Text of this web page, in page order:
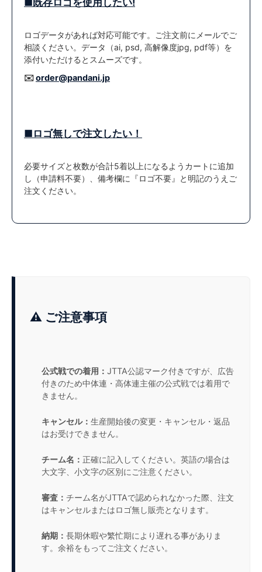
■既存ロゴを使用したい!
ロゴデータがあれば対応可能です。ご注文前にメールでご
相談ください。データ（ai, psd, 高解像度jpg, pdf等）を
添付いただけるとスムーズです。
✉️order@pandani.jp
■ロゴ無しで注文したい！
必要サイズと枚数が合計5着以上になるようカートに追加
し（申請料不要）、備考欄に『ロゴ不要』と明記のうえご
注文ください。
⚠️ ご注意事項
公式戦での着用： JTTA公認マーク付きですが、広告
付きのため中体連・高体連主催の公式戦では着用で
きません。
キャンセル： 生産開始後の変更・キャンセル・返品
はお受けできません。
チーム名： 正確に記入してください。英語の場合は
大文字、小文字の区別にご注意ください。
審査： チーム名がJTTAで認められなかった際、注文
はキャンセルまたはロゴ無し販売となります。
納期： 長期休暇や繁忙期により遅れる事がありま
す。余裕をもってご注文ください。